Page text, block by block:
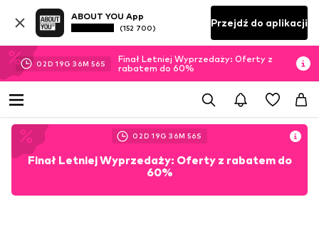
ABOUT YOU App
(152 700) Przejdź do aplikacji
02D 19G 36M 51S
Finał Letniej Wyprzedaży: Oferty z
rabatem do 60%
02D 19G 36M 51S
Finał Letniej Wyprzedaży: Oferty z rabatem do
60%